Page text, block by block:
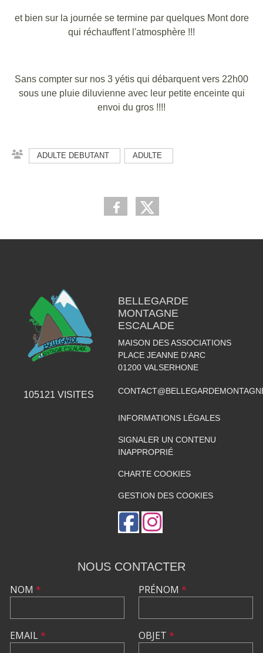
et bien sur la journée se termine par quelques Mont dore
qui réchauffent l'atmosphère !!!
Sans compter sur nos 3 yétis qui débarquent vers 22h00
sous une pluie diluvienne avec leur petite enceinte qui
envoi du gros !!!!
ADULTE DEBUTANT ADULTE
105121 VISITES
BELLEGARDE
MONTAGNE
ESCALADE
MAISON DES ASSOCIATIONS
PLACE JEANNE D'ARC
01200 VALSERHONE
INFORMATIONS LÉGALES
SIGNALER UN CONTENU
INAPPROPRIÉ
CHARTE COOKIES
GESTION DES COOKIES
NOUS CONTACTER
NOM *
EMAIL*
PRÉNOM *
OBJET *